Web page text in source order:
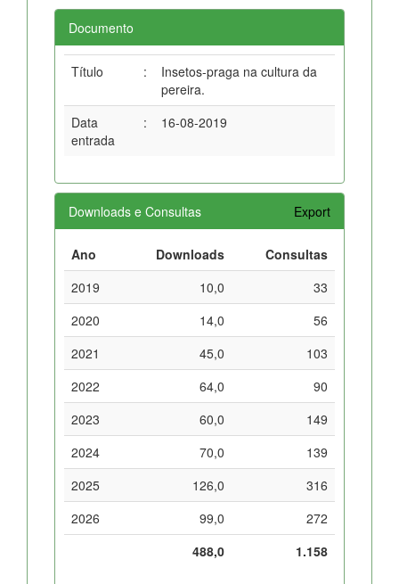
Documento
Título :
Insetos-praga na cultura da
pereira.
Data
entrada
: 16-08-2019
Downloads e Consultas Export
Ano Downloads
Consultas
2019
10,0
33
2020
14,0
56
2021
45,0
103
2022
64,0
90
2023
60,0
149
2024
70,0
139
2025
126,0
316
2026
99,0
272
488,0
1.158